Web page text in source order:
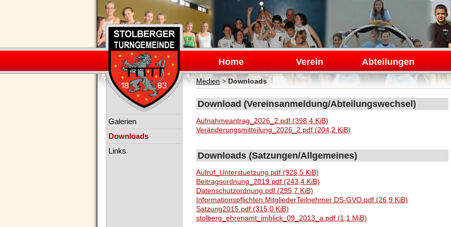
Navigation
überspringen
Home Verein Abteilungen
Medien>Downloads
Download (Vereinsanmeldung/Abteilungswechsel)
Aufnahmeantrag_2026_2.pdf (398,4 KiB)
Veränderungsmitteilung_2026_2.pdf (204,2 KiB)
Downloads (Satzungen/Allgemeines)
Aufruf_Unterstuetzung.pdf (926,5 KiB)
Beitragsordnung_2019.pdf (243,4 KiB)
Datenschutzordnung.pdf (295,7 KiB)
Informationspflichten MitgliederTeilnehmer DS-GVO.pdf (26,9 KiB)
Satzung2015.pdf (315,0 KiB)
stolberg_ehrenamt_imblick_09_2013_a.pdf (1,1 MiB)
Navigation
Galerien
Downloads
Links